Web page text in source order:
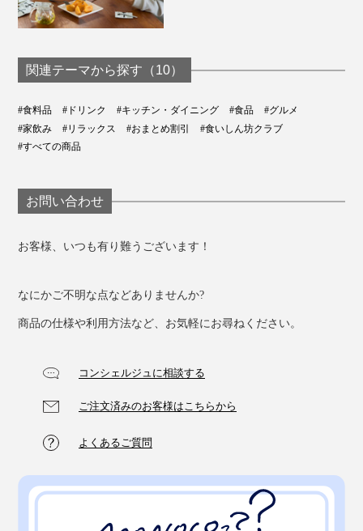
関連テーマから探す（10）
#食料品 #ドリンク #キッチン・ダイニング #食品
#グルメ
#家飲み
#リラックス #おまとめ割引
#食いしん坊クラブ
#すべての商品
お問い合わせ
お客様、いつも有り難うございます！
なにかご不明な点などありませんか?
商品の仕様や利用方法など、お気軽にお尋ねください。
コンシェルジュに相談する
ご注文済みのお客様はこちらから
よくあるご質問